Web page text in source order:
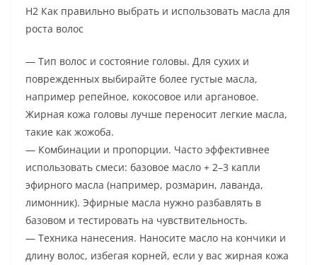
H2 Как правильно выбрать и использовать масла для
роста волос
— Тип волос и состояние головы. Для сухих и
поврежденных выбирайте более густые масла,
например репейное, кокосовое или аргановое.
Жирная кожа головы лучше переносит легкие масла,
такие как жожоба.
— Комбинации и пропорции. Часто эффективнее
использовать смеси: базовое масло + 2–3 капли
эфирного масла (например, розмарин, лаванда,
лимонник). Эфирные масла нужно разбавлять в
базовом и тестировать на чувствительность.
— Техника нанесения. Наносите масло на кончики и
длину волос, избегая корней, если у вас жирная кожа